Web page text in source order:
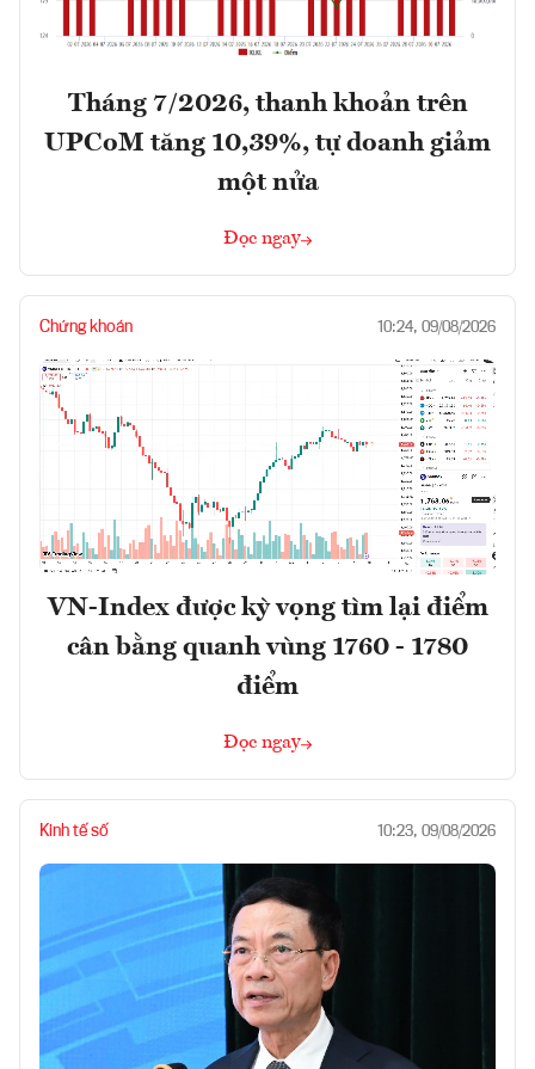
Tháng 7/2026, thanh khoản trên
UPCoM tăng 10,39%, tự doanh giảm
một nửa
Đọc ngay
Chứng khoán 10:24, 09/08/2026
VN-Index được kỳ vọng tìm lại điểm
cân bằng quanh vùng 1760 - 1780
điểm
Đọc ngay
Kinh tế số 10:23, 09/08/2026